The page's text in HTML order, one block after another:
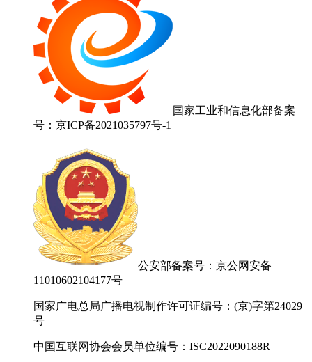
国家工业和信息化部备案
号：京ICP备2021035797号-1
公安部备案号：京公网安备
11010602104177号
国家广电总局广播电视制作许可证编号：(京)字第24029
号
中国互联网协会会员单位编号：ISC2022090188R